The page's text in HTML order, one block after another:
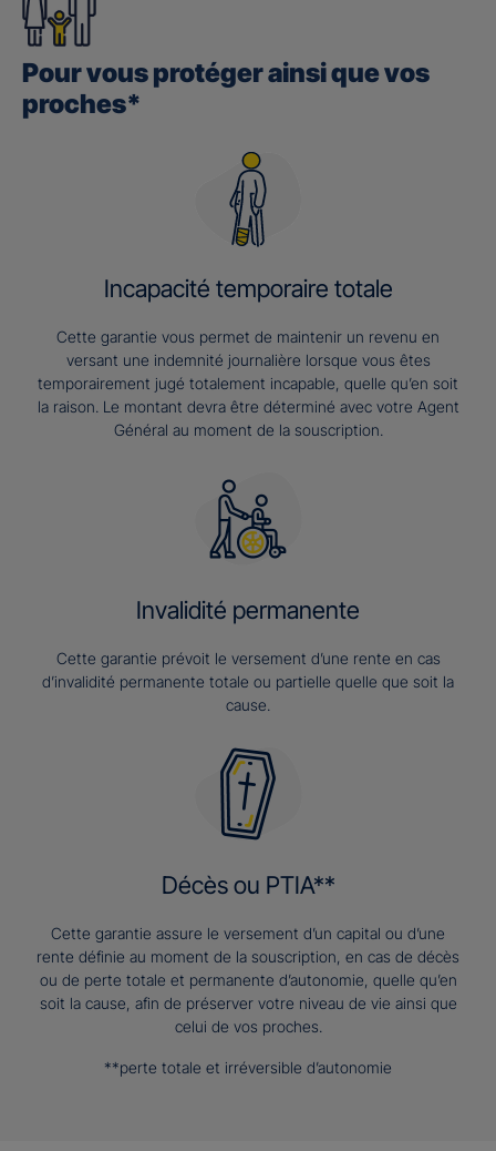
Pour vous protéger ainsi que vos
proches*
Incapacité temporaire totale
Cette garantie vous permet de maintenir un revenu en
versant une indemnité journalière lorsque vous êtes
temporairement jugé totalement incapable, quelle qu’en soit
la raison. Le montant devra être déterminé avec votre Agent
Général au moment de la souscription.
Invalidité permanente
Cette garantie prévoit le versement d’une rente en cas
d’invalidité permanente totale ou partielle quelle que soit la
cause.
Décès ou PTIA**
Cette garantie assure le versement d’un capital ou d’une
rente définie au moment de la souscription, en cas de décès
ou de perte totale et permanente d’autonomie, quelle qu’en
soit la cause, afin de préserver votre niveau de vie ainsi que
celui de vos proches.
**perte totale et irréversible d’autonomie